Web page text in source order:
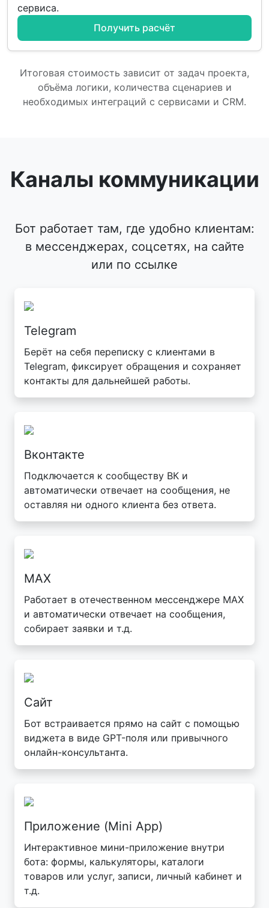
сервиса.
Получить расчёт
Итоговая стоимость зависит от задач проекта,
объёма логики, количества сценариев и
необходимых интеграций с сервисами и CRM.
Каналы коммуникации
Бот работает там, где удобно клиентам:
в мессенджерах, соцсетях, на сайте
или по ссылке
Telegram
Берёт на себя переписку с клиентами в
Telegram, фиксирует обращения и сохраняет
контакты для дальнейшей работы.
Вконтакте
Подключается к сообществу ВК и
автоматически отвечает на сообщения, не
оставляя ни одного клиента без ответа.
MAX
Работает в отечественном мессенджере MAX
и автоматически отвечает на сообщения,
собирает заявки и т.д.
Сайт
Бот встраивается прямо на сайт с помощью
виджета в виде GPT-поля или привычного
онлайн-консультанта.
Приложение (Mini App)
Интерактивное мини-приложение внутри
бота: формы, калькуляторы, каталоги
товаров или услуг, записи, личный кабинет и
т.д.